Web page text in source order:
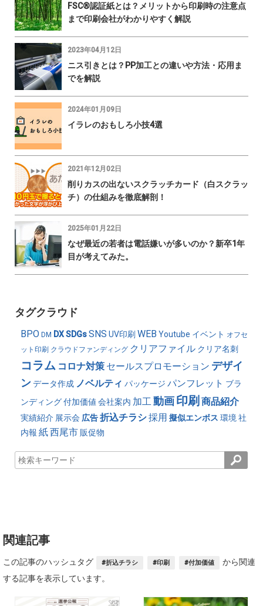
FSC®認証紙とは？メリットから印刷時の注意点
まで印刷会社がわかりやすく解説
2023年04月12日
ニス引きとは？PP加工との違いや方法・応用ま
でを解説
2024年01月09日
イラレのおもしろ小技4選
2021年12月02日
削りカスの出ないスクラッチカード（白スクラッ
チ）の仕組みを徹底解剖！
2025年01月22日
なぜ最近の若者は電話嫌いが多いのか？新卒1年
目が考えてみた。
タグクラウド
BPO DM DXSDGsSNS UV印刷WEB Youtube イベント オフセ
ット印刷 クラウドファンディング クリアファイル クリア名刺
コラム コロナ対策 セールスプロモーション デザイ
ンデータ作成 ノベルティ パッケージ パンフレット ブラ
ンディング付加価値 会社案内 加工 動画印刷 商品紹介
実績紹介 展示会 広告折込チラシ採用 擬似エンボス 環境 社
内報 紙西尾市販促物
関連記事
この記事のハッシュタグ #折込チラシ #印刷 #付加価値
から関連
する記事を表示しています。